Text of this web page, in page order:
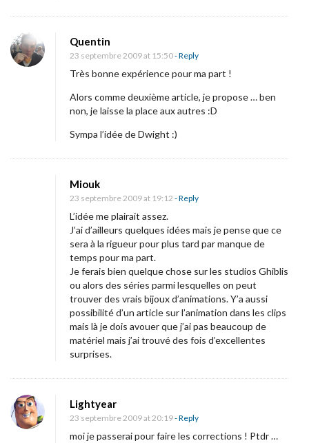
i
u
a
r
i
c
l
e
p
o
u
r
l
b
l
o
g
Quentin
23 septembre 2009 at 15:50- Reply
Très bonne expérience pour ma part !
Alors comme deuxième article, je propose … ben
non, je laisse la place aux autres :D
Sympa l’idée de Dwight :)
Miouk
23 septembre 2009 at 19:12 - Reply
L’idée me plairait assez.
J’ai d’ailleurs quelques idées mais je pense que ce
sera à la rigueur pour plus tard par manque de
temps pour ma part.
Je ferais bien quelque chose sur les studios Ghiblis
ou alors des séries parmi lesquelles on peut
trouver des vrais bijoux d’animations. Y’a aussi
possibilité d’un article sur l’animation dans les clips
mais là je dois avouer que j’ai pas beaucoup de
matériel mais j’ai trouvé des fois d’excellentes
surprises.
Lightyear
23 septembre 2009 at 20:19- Reply
moi je passerai pour faire les corrections ! Ptdr …